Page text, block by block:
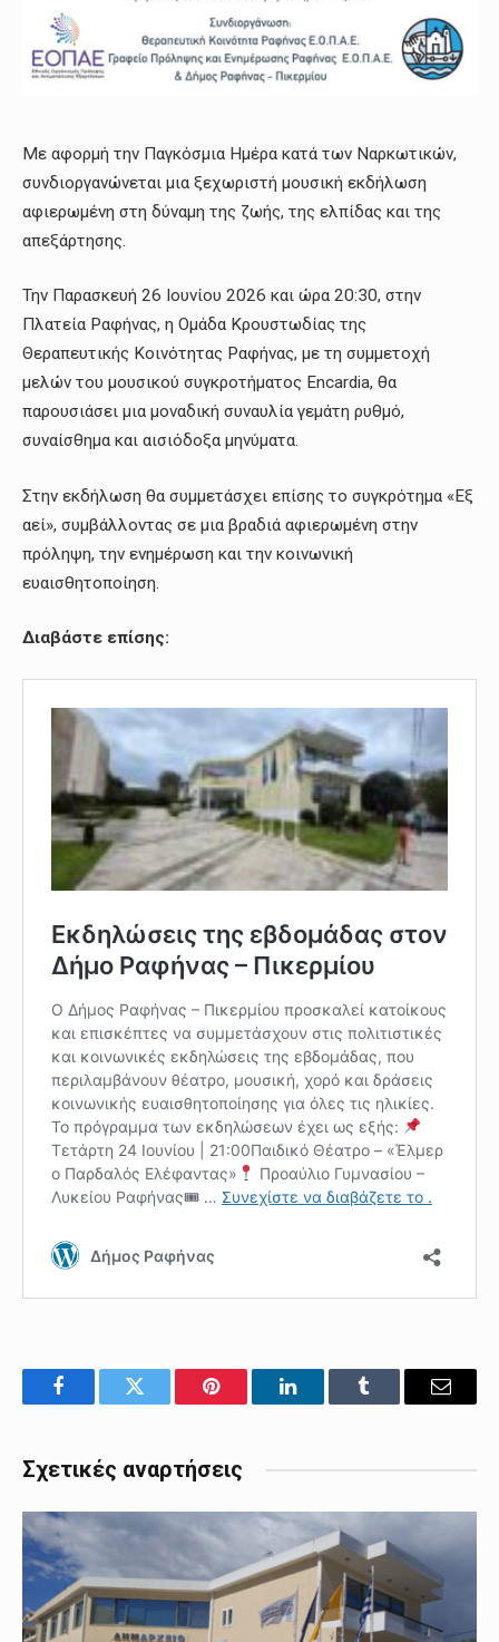
Με αφορμή την Παγκόσμια Ημέρα κατά των Ναρκωτικών,
συνδιοργανώνεται μια ξεχωριστή μουσική εκδήλωση
αφιερωμένη στη δύναμη της ζωής, της ελπίδας και της
απεξάρτησης.
Την Παρασκευή 26 Ιουνίου 2026 και ώρα 20:30, στην
Πλατεία Ραφήνας, η Ομάδα Κρουστωδίας της
Θεραπευτικής Κοινότητας Ραφήνας, με τη συμμετοχή
μελών του μουσικού συγκροτήματος Encardia, θα
παρουσιάσει μια μοναδική συναυλία γεμάτη ρυθμό,
συναίσθημα και αισιόδοξα μηνύματα.
Στην εκδήλωση θα συμμετάσχει επίσης το συγκρότημα «Εξ
αεί», συμβάλλοντας σε μια βραδιά αφιερωμένη στην
πρόληψη, την ενημέρωση και την κοινωνική
ευαισθητοποίηση.
Διαβάστε επίσης:
FacebookTwitter Pinterest LinkedInTumblr Email
Σχετικές αναρτήσεις